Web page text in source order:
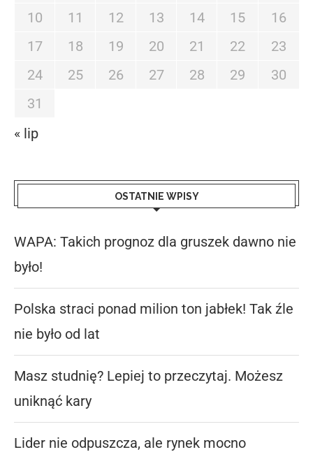
10
11 12 13 14 15
16
17
18 19 20 21 22
23
24
25 26 27 28 29
30
31
« lip
OSTATNIE WPISY
WAPA: Takich prognoz dla gruszek dawno nie
było!
Polska straci ponad milion ton jabłek! Tak źle
nie było od lat
Masz studnię? Lepiej to przeczytaj. Możesz
uniknąć kary
Lider nie odpuszcza, ale rynek mocno